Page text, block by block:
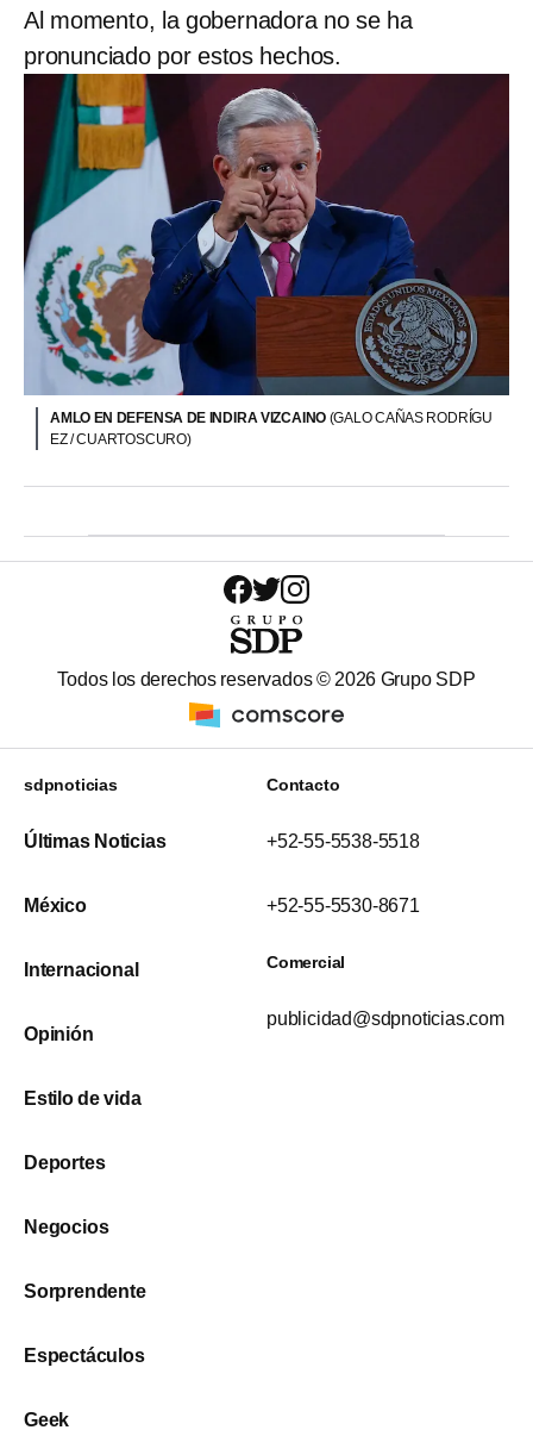
Al momento, la gobernadora no se ha
pronunciado por estos hechos.
AMLO EN DEFENSA DE INDIRA VIZCAINO (GALO CAÑAS RODRÍGU
EZ / CUARTOSCURO)
Todos los derechos reservados © 2026 Grupo SDP
sdpnoticias
Últimas Noticias
México
Internacional
Opinión
Estilo de vida
Deportes
Negocios
Sorprendente
Espectáculos
Geek
Contacto
+52-55-5538-5518
+52-55-5530-8671
Comercial
publicidad@sdpnoticias.com